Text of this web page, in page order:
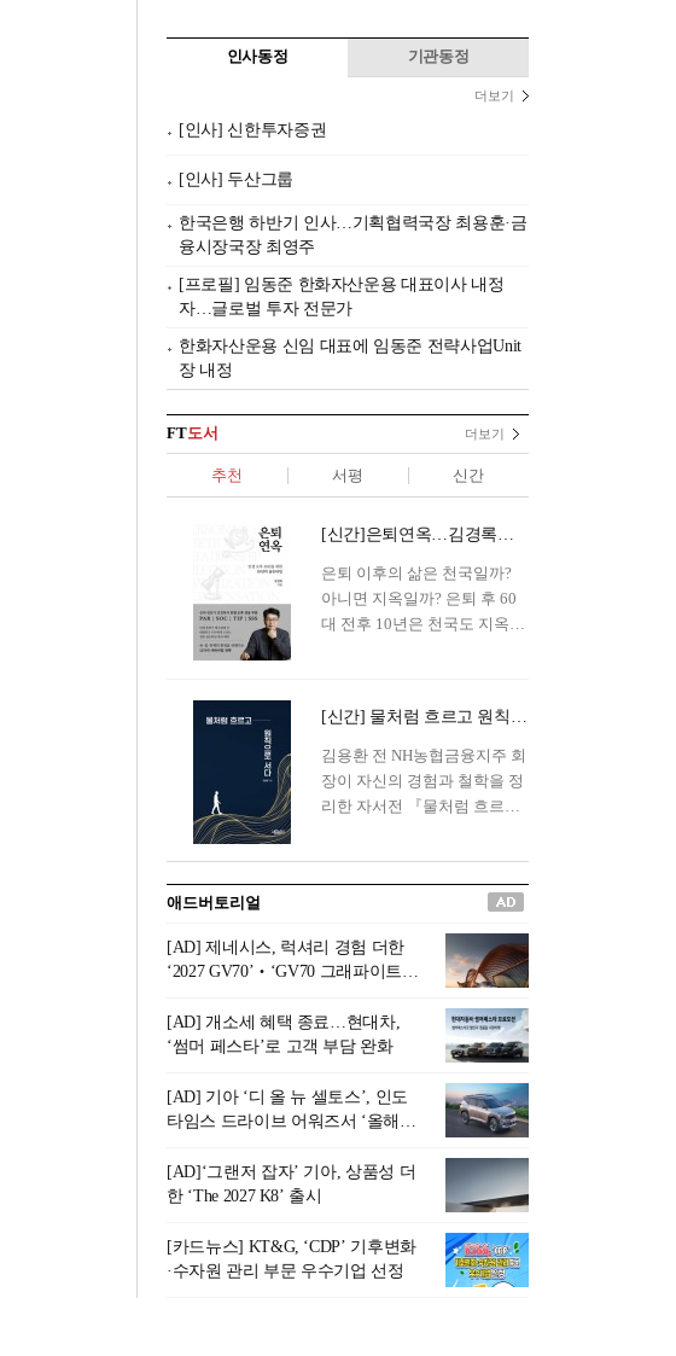
인사동정 기관동정
더보기
[인사] 신한투자증권
[인사] 두산그룹
한국은행 하반기 인사…기획협력국장 최용훈·금
융시장국장 최영주
[프로필] 임동준 한화자산운용 대표이사 내정
자…글로벌 투자 전문가
한화자산운용 신임 대표에 임동준 전략사업Unit
장 내정
FT도서 더보기
추천 서평 신간
[신간]은퇴연옥…김경록의 은퇴 후 삶의 나침반
은퇴 이후의 삶은 천국일까?
아니면 지옥일까? 은퇴 후 60
대 전후 10년은 천국도 지옥도
은퇴 설계를 가이드해 온 김경
록 옵투스자산운용의 고문이
신간 『은퇴연옥』을 내놓았
다.단테는 지옥을 '모든 희망을
록 고문은 새로운 시각을 제시
0년의 과도기는 지옥이 아니라
정화와 성장의 공간인 ‘은퇴연
옥(Purgatory)’이라는 것이다.
연옥은 고통스럽지만 끝이 있
으며, 준비를 통해 천국으로 나
아갈 수 있는 희망의 장소라고
말한
[신간] 물처럼 흐르고 원칙으로 서다…김용환의 통찰을 담다
김용환 전 NH농협금융지주 회
장이 자신의 경험과 철학을 정
리한 자서전 『물처럼 흐르고
통 관료 출신으로 한국 금융의
주요 변곡점마다 중요한 역할
을 하고 금융 경영인으로서 큰
족적을 남긴 김 전 회장이 후배
세대에게 전하는 삶의 조언을
담은 인생 노트다.『물처럼 흐
르고 원칙으로 서다』는 단순
한 자서전을 넘어, 실패를 두려
워하지 않는 용기와 자신에 대
한 믿음이 어떻게 삶을 풍요롭
게 만드는지를 보여주는 지혜
의 보고로 평가된다.김용환 전
회장은 “인생의 목표가 크더라
도 조급해하지 말고 작은 것부
터 하나 하나 성취해 나가
라”고 조언한다. 뼈아픈 실패
조차 성공의 뼈대가 된다는 긍
애드버토리얼
[AD] 제네시스, 럭셔리 경험 더한
‘2027 GV70’‧‘GV70 그래파이트’
[AD] 개소세 혜택 종료…현대차,
‘썸머 페스타’로 고객 부담 완화
[AD] 기아 ‘디 올 뉴 셀토스’, 인도
타임스 드라이브 어워즈서 ‘올해의
[AD]‘그랜저 잡자’ 기아, 상품성 더
한 ‘The 2027 K8’ 출시
[카드뉴스] KT&G, ‘CDP’ 기후변화
·수자원 관리 부문 우수기업 선정